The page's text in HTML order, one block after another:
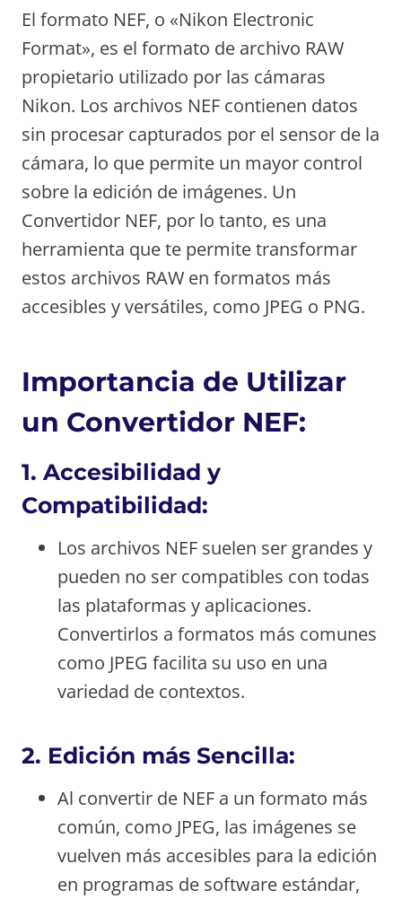
El formato NEF, o «Nikon Electronic
Format», es el formato de archivo RAW
propietario utilizado por las cámaras
Nikon. Los archivos NEF contienen datos
sin procesar capturados por el sensor de la
cámara, lo que permite un mayor control
sobre la edición de imágenes. Un
Convertidor NEF, por lo tanto, es una
herramienta que te permite transformar
estos archivos RAW en formatos más
accesibles y versátiles, como JPEG o PNG.
Importancia de Utilizar
un Convertidor NEF:
1. Accesibilidad y
Compatibilidad:
Los archivos NEF suelen ser grandes y
pueden no ser compatibles con todas
las plataformas y aplicaciones.
Convertirlos a formatos más comunes
como JPEG facilita su uso en una
variedad de contextos.
2. Edición más Sencilla:
Al convertir de NEF a un formato más
común, como JPEG, las imágenes se
vuelven más accesibles para la edición
en programas de software estándar,